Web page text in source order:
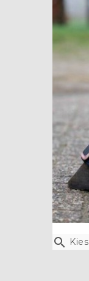
 Kies